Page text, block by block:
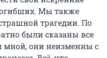
Мы также
трагедии. По
были сказаны все
мной, они неизменны с